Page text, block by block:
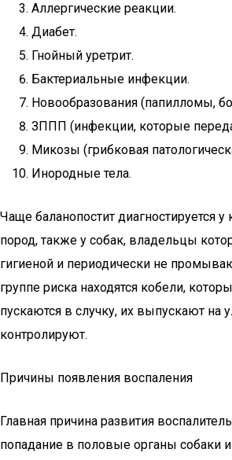
Аллергические реакции.
Диабет.
Гнойный уретрит.
Бактериальные инфекции.
Новообразования (папилломы,
ЗППП (инфекции, которые
Микозы (грибковая
Инородные тела.
Чаще баланопостит диагностируется
пород, также у собак, владельцы
гигиеной и периодически не
группе риска находятся кобели,
пускаются в случку, их выпускают на
контролируют.
Причины появления воспаления
Главная причина развития
попадание в половые органы собаки